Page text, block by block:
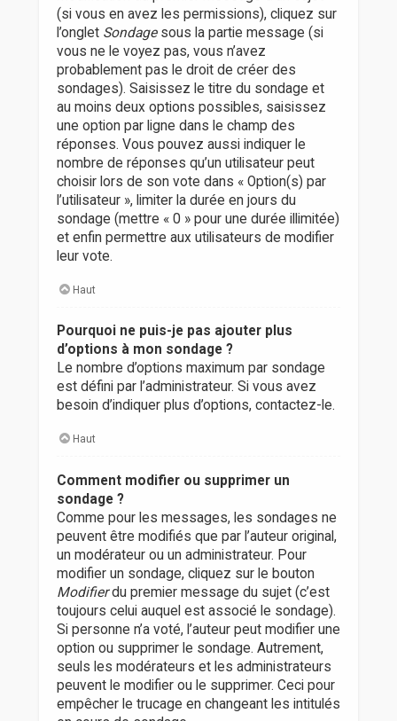
(si vous en avez les permissions), cliquez sur
l’onglet Sondagesous la partie message (si
vous ne le voyez pas, vous n’avez
probablement pas le droit de créer des
sondages). Saisissez le titre du sondage et
au moins deux options possibles, saisissez
une option par ligne dans le champ des
réponses. Vous pouvez aussi indiquer le
nombre de réponses qu’un utilisateur peut
choisir lors de son vote dans « Option(s) par
l’utilisateur », limiter la durée en jours du
sondage (mettre « 0 » pour une durée illimitée)
et enfin permettre aux utilisateurs de modifier
leur vote.
Haut
Pourquoi ne puis-je pas ajouter plus
d’options à mon sondage ?
Le nombre d’options maximum par sondage
est défini par l’administrateur. Si vous avez
besoin d’indiquer plus d’options, contactez-le.
Haut
Comment modifier ou supprimer un
sondage ?
Comme pour les messages, les sondages ne
peuvent être modifiés que par l’auteur original,
un modérateur ou un administrateur. Pour
modifier un sondage, cliquez sur le bouton
Modifierdu premier message du sujet (c’est
toujours celui auquel est associé le sondage).
Si personne n’a voté, l’auteur peut modifier une
option ou supprimer le sondage. Autrement,
seuls les modérateurs et les administrateurs
peuvent le modifier ou le supprimer. Ceci pour
empêcher le trucage en changeant les intitulés